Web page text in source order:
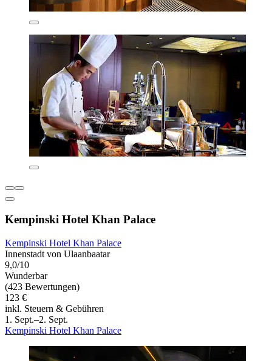
Kempinski Hotel Khan Palace
Kempinski Hotel Khan Palace
Innenstadt von Ulaanbaatar
9,0/10
Wunderbar
(423 Bewertungen)
123 €
inkl. Steuern & Gebühren
1. Sept.–2. Sept.
Kempinski Hotel Khan Palace